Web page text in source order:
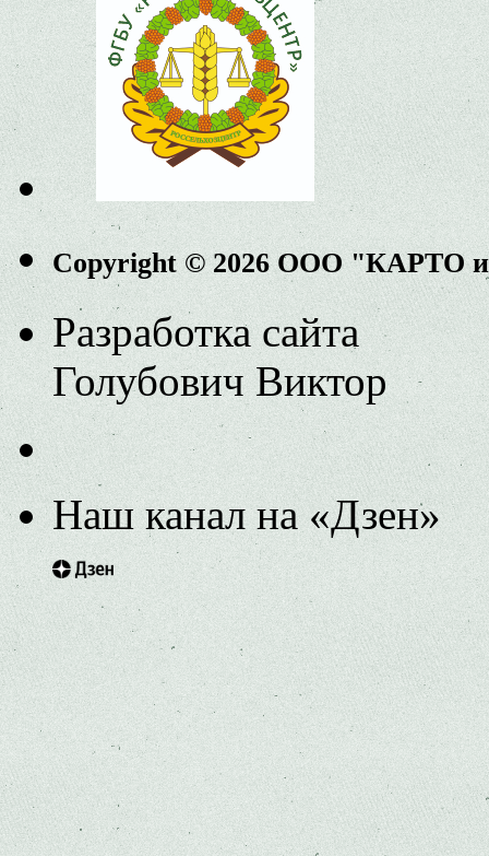
Copyright © 2026 ООО "КАРТО
Разработка сайта
Голубович Виктор
Наш канал на «Дзен»